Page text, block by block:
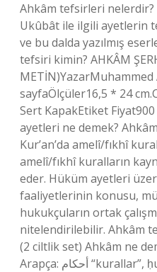
Ahkâm tefsirleri
Ukûbât ile ilgili ayetlerin
ve bu dalda yazılmış
tefsiri kimin? AHKÂM
METİN)YazarMuhammed
sayfaÖlçüler16,5 * 24
Sert KapakEtiket
ayetleri ne demek?
Kur’an’da amelî/fıkhî
amelî/fıkhî kuralların
eder. Hüküm ayetleri
faaliyetlerinin konusu,
hukukçuların ortak
nitelendirilebilir. Ahkâm
(2 ciltlik set) Ahkâm ne